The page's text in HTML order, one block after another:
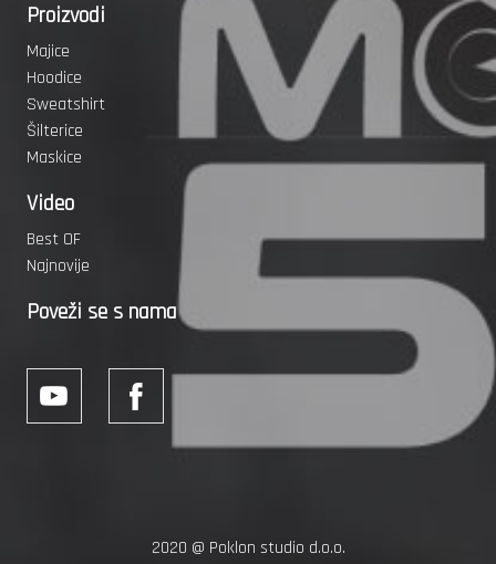
Proizvodi
Majice
Hoodice
Sweatshirt
Šilterice
Maskice
Video
Best OF
Najnovije
Poveži se s nama
2020 @ Poklon studio d.o.o.